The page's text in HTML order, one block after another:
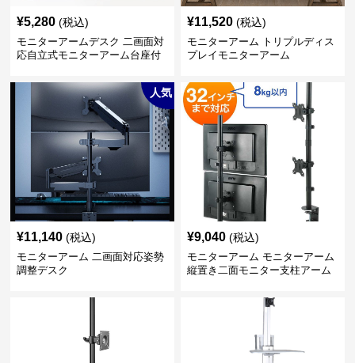
¥5,280 (税込)
モニターアームデスク 二画面対
応自立式モニターアーム台座付
¥11,520 (税込)
モニターアーム トリプルディス
プレイモニターアーム
人気
¥11,140 (税込)
モニターアーム 二画面対応姿勢
調整デスク
¥9,040 (税込)
モニターアーム モニターアーム
縦置き二面モニター支柱アーム